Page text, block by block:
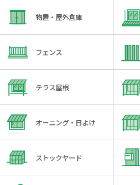
物置・屋外倉庫
フェンス
テラス屋根
オーニング・日よけ
ストックヤード